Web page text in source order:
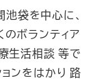
池袋を中心に、
ボランティア
生活相談 等で
ンをはかり 路